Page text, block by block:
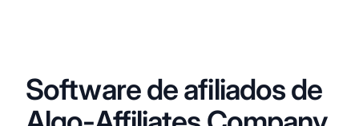
Software de afiliados de